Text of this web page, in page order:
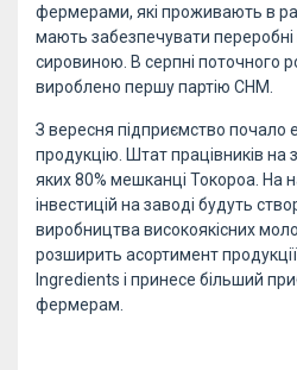
фермерами, які проживають в
мають забезпечувати
сировиною. В серпні поточного
вироблено першу партію СНМ.
З вересня підприємство почало
продукцію. Штат працівників на
яких 80% мешканці Токороа. На
інвестицій на заводі будуть
виробництва високоякісних
розширить асортимент
Ingredients і принесе більший
фермерам.